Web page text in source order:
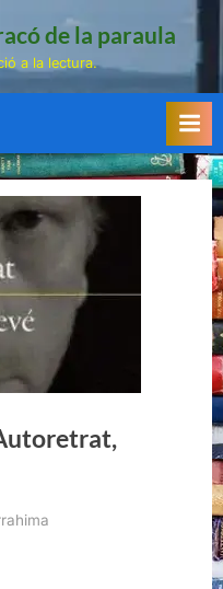
de la paraula
a la lectura.